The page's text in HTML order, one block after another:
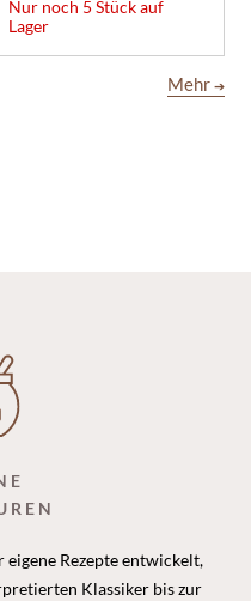
Nur noch 5 Stück auf
Lager
Mehr ➔
Rezepte entwickelt,
Klassiker bis zur